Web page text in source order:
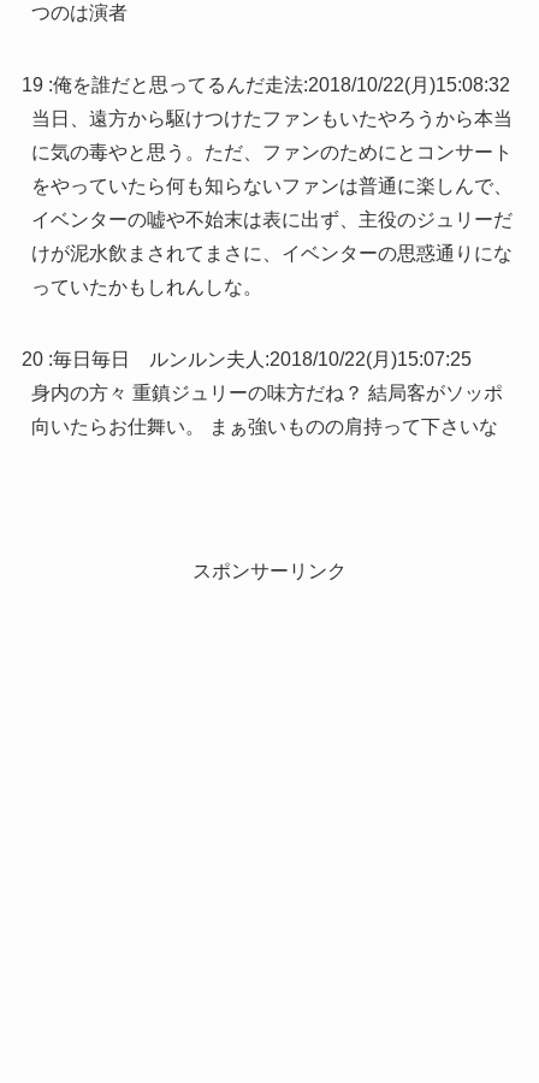
つのは演者
19 :俺を誰だと思ってるんだ走法:2018/10/22(月)15:08:32
当日、遠方から駆けつけたファンもいたやろうから本当
に気の毒やと思う。ただ、ファンのためにとコンサート
をやっていたら何も知らないファンは普通に楽しんで、
イベンターの嘘や不始末は表に出ず、主役のジュリーだ
けが泥水飲まされてまさに、イベンターの思惑通りにな
っていたかもしれんしな。
20 :毎日毎日 ルンルン夫人 :2018/10/22(月)15:07:25
身内の方々 重鎮ジュリーの味方だね？ 結局客がソッポ
向いたらお仕舞い。 まぁ強いものの肩持って下さいな
スポンサーリンク